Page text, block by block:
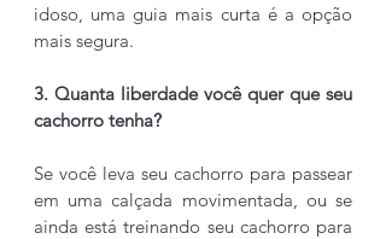
idoso, uma guia mais curta é a opção
mais segura.
3. Quanta liberdade você quer que seu
cachorro tenha?
Se você leva seu cachorro para passear
em uma calçada movimentada, ou se
ainda está treinando seu cachorro para